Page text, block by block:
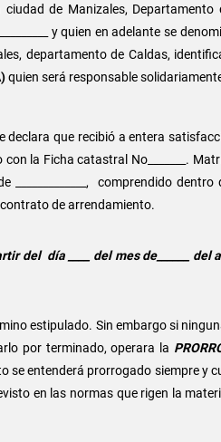
de Manizales,
y quien en adelante se
departamento de Caldas,
quien será responsable
declara que recibió a entera
con la Ficha catastral No_______.
_____________, comprendido
de arrendamiento.
del día ____ del mes de______ del
estipulado. Sin embargo si
por terminado, operara la
se entenderá prorrogado siempre y
en las normas que rigen la